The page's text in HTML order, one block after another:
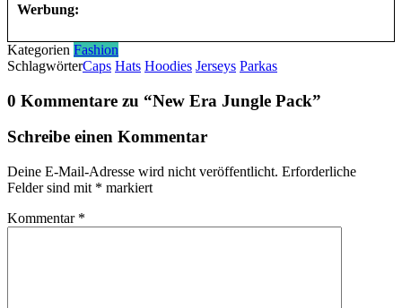
Werbung:
Kategorien Fashion
SchlagwörterCaps Hats Hoodies Jerseys Parkas
0 Kommentare zu “New Era Jungle Pack”
Schreibe einen Kommentar
Deine E-Mail-Adresse wird nicht veröffentlicht. Erforderliche
Felder sind mit * markiert
Kommentar *